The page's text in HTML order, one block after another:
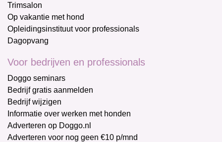
Trimsalon
Op vakantie met hond
Opleidingsinstituut voor professionals
Dagopvang
Voor bedrijven en professionals
Doggo seminars
Bedrijf gratis aanmelden
Bedrijf wijzigen
Informatie over werken met honden
Adverteren op Doggo.nl
Adverteren voor nog geen €10 p/mnd